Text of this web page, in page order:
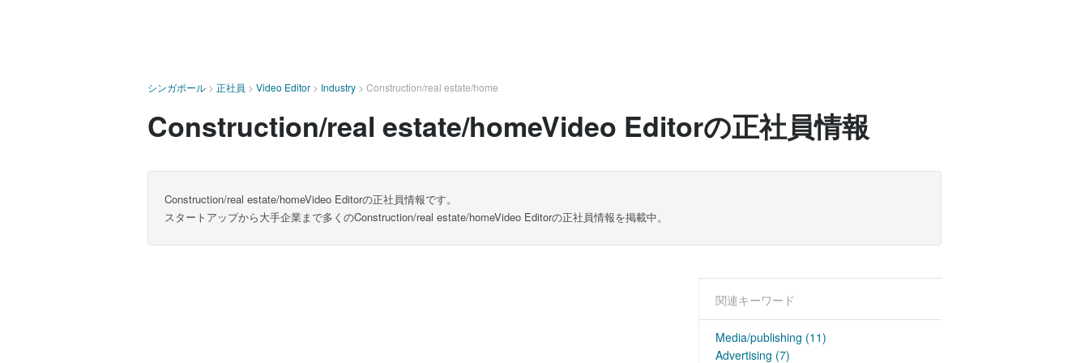
シンガポール > 正社員 > Video Editor > Industry > Construction/real estate/home
Construction/real estate/homeVideo Editorの正社員情報
Construction/real estate/homeVideo Editorの正社員情報です。
スタートアップから大手企業まで多くのConstruction/real estate/homeVideo Editorの正社員情報を掲載中。
関連キーワード
Media/publishing (11)
Advertising (7)